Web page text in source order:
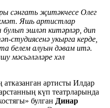
сәнгать җитәкчесе Олег
Яшь артистлар
эшләп китәрләр, дип
студиясенә укырга керде,
белем алуын дәвам итә.
мәсьәләләре хәл
артисты Илдар
күп театрларында
булган Динар